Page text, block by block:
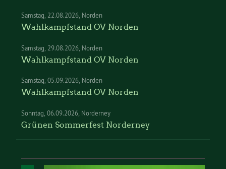
Samstag 22.08.2026 Norden
Wahlkampfstand OV Norden
Samstag 29.08.2026 Norden
Wahlkampfstand OV Norden
Samstag 05.09.2026 Norden
Wahlkampfstand OV Norden
Sonntag 06.09.2026 Norderney
Grünen Sommerfest Norderney